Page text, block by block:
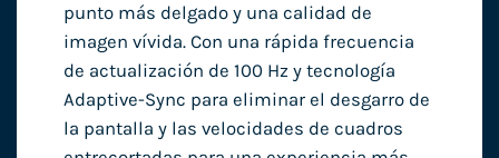
punto más delgado y una calidad de
imagen vívida. Con una rápida frecuencia
de actualización de 100 Hz y tecnología
Adaptive-Sync para eliminar el desgarro de
la pantalla y las velocidades de cuadros